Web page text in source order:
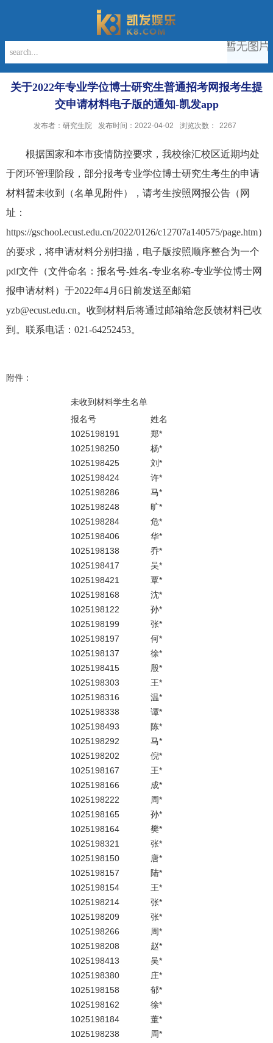
关于2022年专业学位博士研究生普通招考网报考生提
交申请材料电子版的通知-凯发app
发布者：研究生院 发布时间：2022-04-02 浏览次数： 2267
根据国家和本市疫情防控要求，我校徐汇校区近期均处
于闭环管理阶段，部分报考专业学位博士研究生考生的申请
材料暂未收到（名单见附件），请考生按照网报公告（网
址：
https://gschool.ecust.edu.cn/2022/0126/c12707a140575/page.htm）
的要求，将申请材料分别扫描，电子版按照顺序整合为一个
pdf文件（文件命名： 报名号-姓名-专业名称-专业学位博士网
报申请材料）于2022年4月6日前发送至邮箱
yzb@ecust.edu.cn。收到材料后将通过邮箱给您反馈材料已收
到。 联系电话： 021-64252453。
附件：
未收到材料学生名单
报名号
姓名
1025198191
郑*
1025198250
杨*
1025198425
刘*
1025198424
许*
1025198286
马*
1025198248
旷*
1025198284
危*
1025198406
华*
1025198138
乔*
1025198417
吴*
1025198421
覃*
1025198168
沈*
1025198122
孙*
1025198199
张*
1025198197
何*
1025198137
徐*
1025198415
殷*
1025198303
王*
1025198316
温*
1025198338
谭*
1025198493
陈*
1025198292
马*
1025198202
倪*
1025198167
王*
1025198166
成*
1025198222
周*
1025198165
孙*
1025198164
樊*
1025198321
张*
1025198150
唐*
1025198157
陆*
1025198154
王*
1025198214
张*
1025198209
张*
1025198266
周*
1025198208
赵*
1025198413
吴*
1025198380
庄*
1025198158
郁*
1025198162
徐*
1025198184
董*
1025198238
周*